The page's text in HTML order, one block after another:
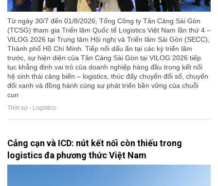
Từ ngày 30/7 đến 01/8/2026, Tổng Công ty Tân Cảng Sài Gòn
(TCSG) tham gia Triển lãm Quốc tế Logistics Việt Nam lần thứ 4 –
VILOG 2026 tại Trung tâm Hội nghị và Triển lãm Sài Gòn (SECC),
Thành phố Hồ Chí Minh. Tiếp nối dấu ấn tại các kỳ triển lãm
trước, sự hiện diện của Tân Cảng Sài Gòn tại VILOG 2026 tiếp
tục khẳng định vai trò của doanh nghiệp hàng đầu trong kết nối
hệ sinh thái cảng biển – logistics, thúc đẩy chuyển đổi số, chuyển
đổi xanh và đồng hành cùng sự phát triển bền vững của chuỗi
cun
Thời sự - Logistics
Cảng cạn và ICD: nút kết nối còn thiếu trong
logistics đa phương thức Việt Nam